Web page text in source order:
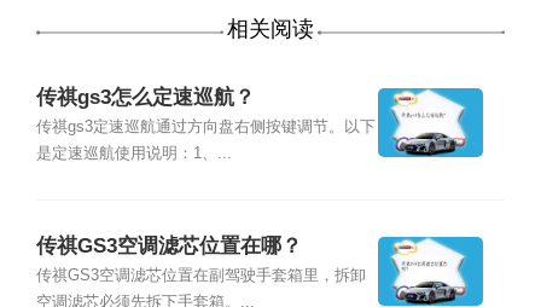
相关阅读
传祺gs3怎么定速巡航？
传祺gs3定速巡航通过方向盘右侧按键调节。以下
是定速巡航使用说明：1、...
传祺GS3空调滤芯位置在哪？
传祺GS3空调滤芯位置在副驾驶手套箱里，拆卸
空调滤芯必须先拆下手套箱。...